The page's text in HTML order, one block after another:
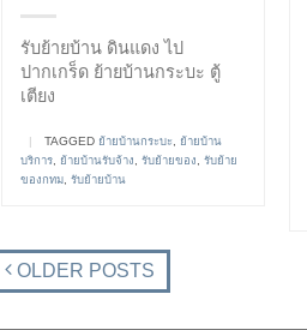
รับย้ายบ้าน ดินแดง ไป
ปากเกร็ด ย้ายบ้านกระบะ ตู้
เตียง
| TAGGED ย้ายบ้านกระบะ
ย้ายบ้าน
บริการ
ย้ายบ้านรับจ้าง รับย้ายของ
รับย้าย
ของกทม รับย้ายบ้าน
OLDER POSTS